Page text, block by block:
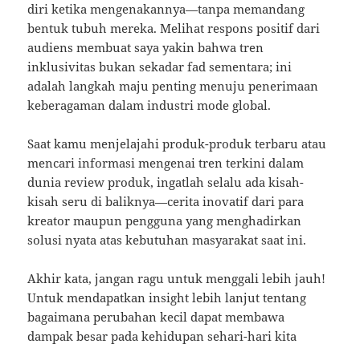
diri ketika mengenakannya—tanpa memandang
bentuk tubuh mereka. Melihat respons positif dari
audiens membuat saya yakin bahwa tren
inklusivitas bukan sekadar fad sementara; ini
adalah langkah maju penting menuju penerimaan
keberagaman dalam industri mode global.
Saat kamu menjelajahi produk-produk terbaru atau
mencari informasi mengenai tren terkini dalam
dunia review produk, ingatlah selalu ada kisah-
kisah seru di baliknya—cerita inovatif dari para
kreator maupun pengguna yang menghadirkan
solusi nyata atas kebutuhan masyarakat saat ini.
Akhir kata, jangan ragu untuk menggali lebih jauh!
Untuk mendapatkan insight lebih lanjut tentang
bagaimana perubahan kecil dapat membawa
dampak besar pada kehidupan sehari-hari kita